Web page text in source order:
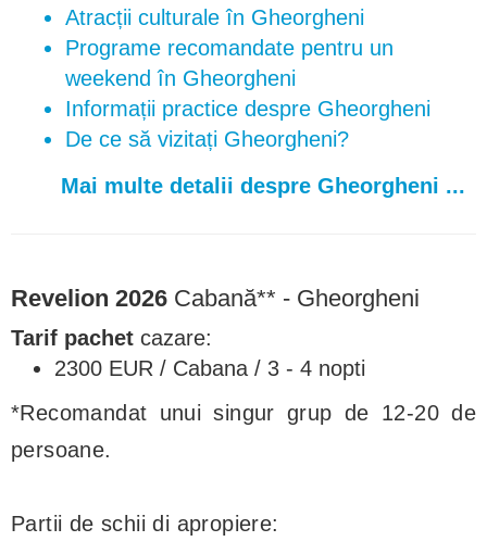
Atracții culturale în Gheorgheni
Programe recomandate pentru un
weekend în Gheorgheni
Informații practice despre Gheorgheni
De ce să vizitați Gheorgheni?
Mai multe detalii despre Gheorgheni ...
Revelion 2026 Cabană** - Gheorgheni
Tarif pachet cazare:
2300 EUR / Cabana / 3 - 4 nopti
*Recomandat unui singur grup de 12-20 de
persoane.
Partii de schii di apropiere: